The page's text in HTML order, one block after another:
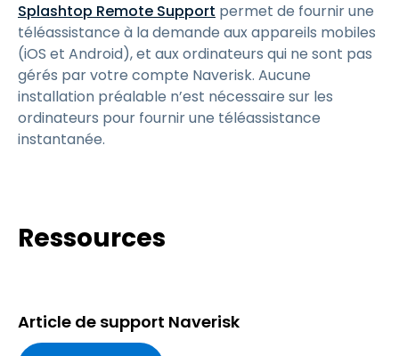
Splashtop Remote Support permet de fournir une
téléassistance à la demande aux appareils mobiles
(iOS et Android), et aux ordinateurs qui ne sont pas
gérés par votre compte Naverisk. Aucune
installation préalable n’est nécessaire sur les
ordinateurs pour fournir une téléassistance
instantanée.
Ressources
Article de support Naverisk